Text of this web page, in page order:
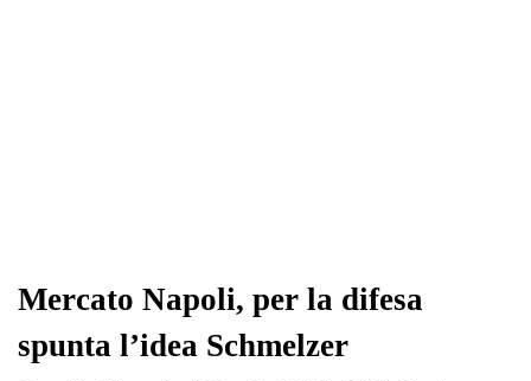
Mercato Napoli, per la difesa
spunta l’idea Schmelzer